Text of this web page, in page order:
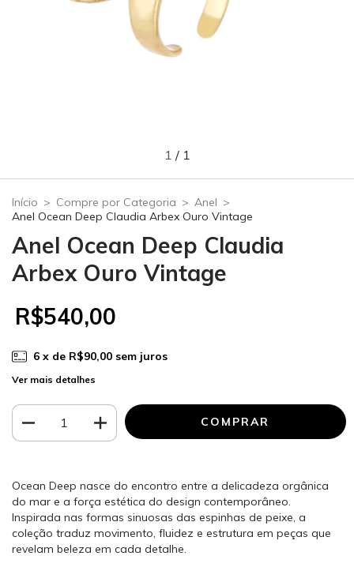
1 / 1
Início > Compre por Categoria > Anel >
Anel Ocean Deep Claudia Arbex Ouro Vintage
Anel Ocean Deep Claudia
Arbex Ouro Vintage
R$540,00
6 x de R$90,00 sem juros
Ver mais detalhes
Ocean Deep nasce do encontro entre a delicadeza orgânica
do mar e a força estética do design contemporâneo.
Inspirada nas formas sinuosas das espinhas de peixe, a
coleção traduz movimento, fluidez e estrutura em peças que
revelam beleza em cada detalhe.